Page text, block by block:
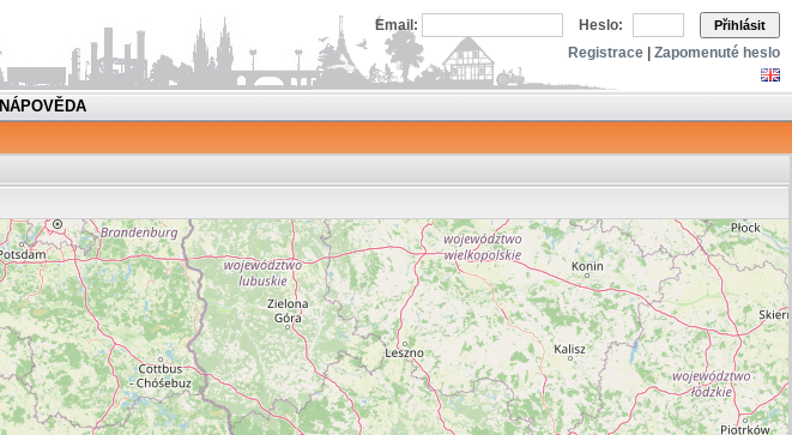
Email: Heslo: Přihlásit
Registrace Zapomenuté heslo
NÁPOVĚDA